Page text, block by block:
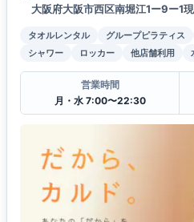
大阪府大阪市西区南堀江1ー9ー1
タオルレンタル グループピラティス
シャワー
ロッカー 他店舗利用
営業時間
月・水 7:00〜22:30